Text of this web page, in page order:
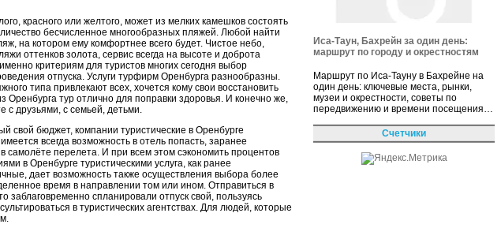
красного или желтого, может из мелких камешков состоять
бесчисленное многообразных пляжей. Любой найти
на котором ему комфортнее всего будет. Чистое небо,
оттенков золота, сервис всегда на высоте и доброта
критериям для туристов многих сегодня выбор
отпуска. Услуги турфирм Оренбурга разнообразны.
типа привлекают всех, хочется кому свои восстановить
тур отлично для поправки здоровья. И конечно же,
с друзьями, с семьей, детьми.
свой бюджет, компании туристические в Оренбурге
всегда возможность в отель попасть, заранее
перелета. И при всем этом сэкономить процентов
в Оренбурге туристическими услуга, как ранее
дает возможность также осуществления выбора более
время в направлении том или ином. Отправиться в
заблаговременно спланировали отпуск свой, пользуясь
в туристических агентствах. Для людей, которые
Иса-Таун, Бахрейн за один день:
маршрут по городу и окрестностям
Маршрут по Иса-Тауну в Бахрейне на
один день: ключевые места, рынки,
музеи и окрестности, советы по
передвижению и времени посещения…
Счетчики